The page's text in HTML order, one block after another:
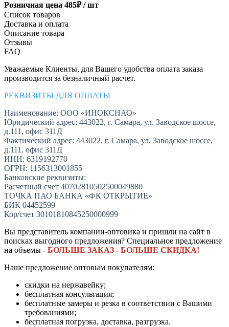
Розничная цена 485₽ /шт
Список товаров
Доставка и оплата
Описание товара
Отзывы
FAQ
Уважаемые Клиенты, для Вашего удобства оплата заказа
производится за безналичный расчет.
РЕКВИЗИТЫ ДЛЯ ОПЛАТЫ
Наименование: ООО «ИНОКСНАО»
Юридический адрес: 443022, г. Самара, ул. Заводское шоссе,
д.111, офис 311Д
Фактический адрес: 443022, г. Самара, ул. Заводское шоссе,
д.111, офис 311Д
ИНН: 6319192770
ОГРН: 1156313001855
Банковские реквизиты:
Расчетный счет 40702810502500049880
ТОЧКА ПАО БАНКА «ФК ОТКРЫТИЕ»
БИК 04452599
Кор/счет 30101810845250000999
Вы представитель компании-оптовика и пришли на сайт в
поисках выгодного предложения? Специальное предложение
на объемы - БОЛЬШЕ ЗАКАЗ - БОЛЬШЕ СКИДКА!
Наше предложение оптовым покупателям:
скидки на нержавейку;
бесплатная консультация;
бесплатные замеры и резка в соответствии с Вашими
требованиями;
бесплатная погрузка, доставка, разгрузка.